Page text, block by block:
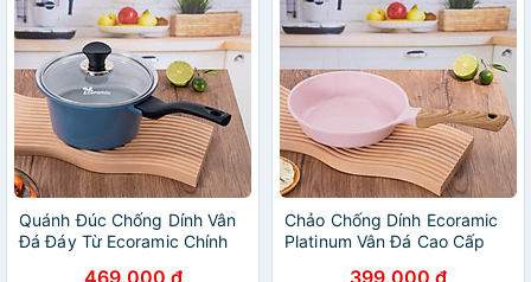
Quánh Đúc Chống Dính Vân
Đá Đáy Từ Ecoramic Chính
469.000 đ
Chảo Chống Dính Ecoramic
Platinum Vân Đá Cao Cấp
399.000 đ